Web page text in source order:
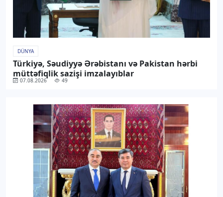
DÜNYA
Türkiyə, Səudiyyə Ərəbistanı və Pakistan hərbi
müttəfiqlik sazişi imzalayıblar
07.08.2026 49